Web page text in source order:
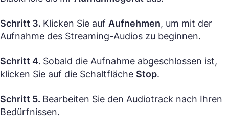
Schritt 3. Klicken Sie auf Aufnehmen, um mit der
Aufnahme des Streaming-Audios zu beginnen.
Schritt 4. Sobald die Aufnahme abgeschlossen ist,
klicken Sie auf die Schaltfläche Stop.
Schritt 5. Bearbeiten Sie den Audiotrack nach Ihren
Bedürfnissen.